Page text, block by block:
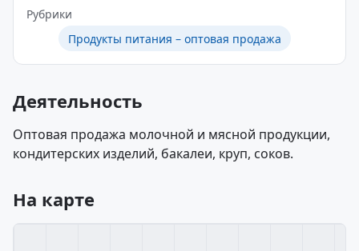
Рубрики
Продукты питания – оптовая продажа
Деятельность
Оптовая продажа молочной и мясной продукции,
кондитерских изделий, бакалеи, круп, соков.
На карте